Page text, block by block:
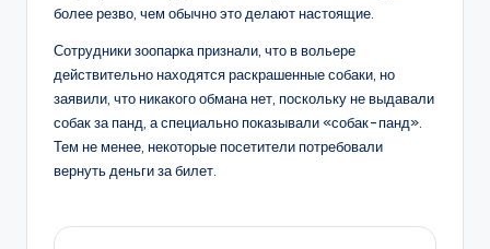
более резво, чем обычно это делают настоящие.
Сотрудники зоопарка признали, что в вольере
действительно находятся раскрашенные собаки, но
заявили, что никакого обмана нет, поскольку не выдавали
собак за панд, а специально показывали «собак-панд».
Тем не менее, некоторые посетители потребовали
вернуть деньги за билет.